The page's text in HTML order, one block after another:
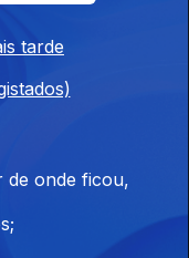
RTP Play
TV, Android TV e
tarde
de onde ficou,